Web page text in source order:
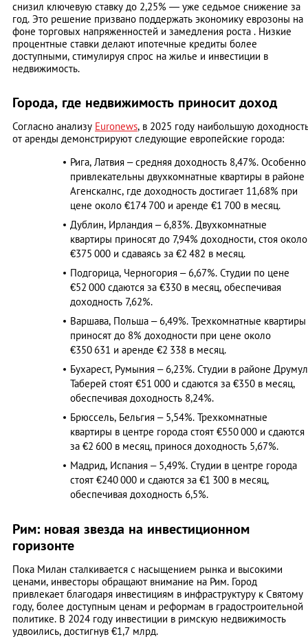
снизил ключевую ставку до 2,25% — уже седьмое снижение за
год. Это решение призвано поддержать экономику еврозоны на
фоне торговых напряженностей и замедления роста . Низкие
процентные ставки делают ипотечные кредиты более
доступными, стимулируя спрос на жилье и инвестиции в
недвижимость.
Города, где недвижимость приносит доход
Согласно анализу Euronews, в 2025 году наибольшую
от аренды демонстрируют следующие европейские города:​
Рига, Латвия – средняя доходность 8,47%. Особенно
привлекательны двухкомнатные квартиры в районе
Агенскалнс, где доходность достигает 11,68% при
цене около €174 700 и аренде €1 700 в месяц.​
Дублин, Ирландия – 6,83%. Двухкомнатные
квартиры приносят до 7,94% доходности, стоя около
€375 000 и сдаваясь за €2 482 в месяц.​
Подгорица, Черногория – 6,67%. Студии по цене
€52 000 сдаются за €330 в месяц, обеспечивая
доходность 7,62%.​
Варшава, Польша – 6,49%. Трехкомнатные квартиры
приносят до 8% доходности при цене около
€350 631 и аренде €2 338 в месяц.​
Бухарест, Румыния – 6,23%. Студии в районе Друмул
Таберей стоят €51 000 и сдаются за €350 в месяц,
обеспечивая доходность 8,24%.​
Брюссель, Бельгия – 5,54%. Трехкомнатные
квартиры в центре города стоят €550 000 и сдаются
за €2 600 в месяц, принося доходность 5,67%.​
Мадрид, Испания – 5,49%. Студии в центре города
стоят €240 000 и сдаются за €1 300 в месяц,
обеспечивая доходность 6,5%.
Рим: новая звезда на инвестиционном
горизонте
Пока Милан сталкивается с насыщением рынка и высокими
ценами, инвесторы обращают внимание на Рим. Город
привлекает благодаря инвестициям в инфраструктуру к Святому
году, более доступным ценам и реформам в градостроительной
политике. В 2024 году инвестиции в римскую недвижимость
удвоились, достигнув €1,7 млрд.